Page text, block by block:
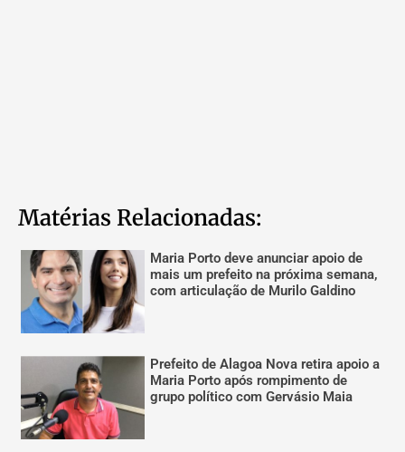
Matérias Relacionadas:
Maria Porto deve anunciar apoio de
mais um prefeito na próxima semana,
com articulação de Murilo Galdino
Prefeito de Alagoa Nova retira apoio a
Maria Porto após rompimento de
grupo político com Gervásio Maia